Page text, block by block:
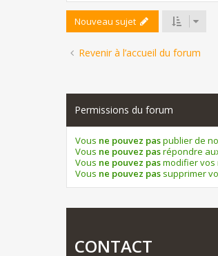
Nouveau sujet
Revenir à l’accueil du forum
Permissions du forum
Vous ne pouvez paspublier de
Vous ne pouvez pasrépondre
Vous ne pouvez pasmodifier vos
Vous ne pouvez pas supprimer
CONTACT